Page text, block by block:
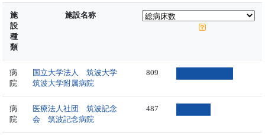
施
設
種
類
施設名称
病
院
国立大学法人 筑波大学
筑波大学附属病院
809
病
院
医療法人社団 筑波記念
会 筑波記念病院
487